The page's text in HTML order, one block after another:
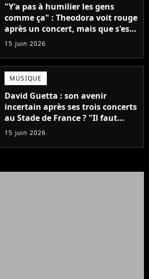
"Y'a pas à humilier les gens
comme ça" : Theodora voit rouge
après un concert, mais que s'est-
il passé ?
15 juin 2026
MUSIQUE
David Guetta : son avenir
incertain après ses trois concerts
au Stade de France ? "Il faut
réduire un peu..."
15 juin 2026